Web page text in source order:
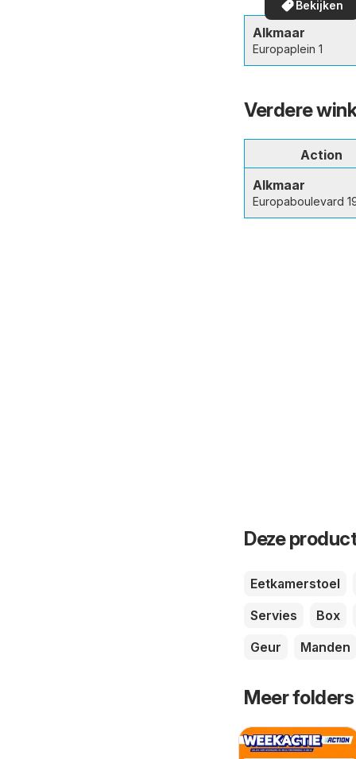
in uw buurt!
Bekijken
Alkmaar
Europaplein 1
Verdere
Action
Alkmaar
Europaboulevard
Deze
Eetkamerstoel
Servies
Box
Geur
Manden
Meer